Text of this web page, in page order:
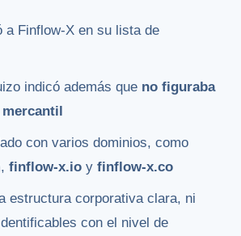
a Finflow-X en su lista de
indicó además que no figuraba
con varios dominios, como
,finflow-x.io yfinflow-x.co
estructura corporativa clara, ni
con el nivel de